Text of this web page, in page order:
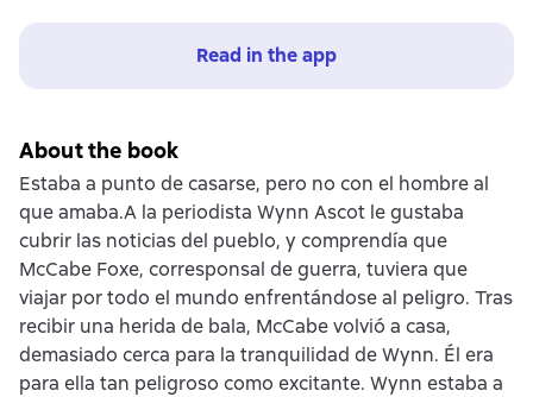
Read in the app
About the book
Estaba a punto de casarse, pero no con el hombre al
que amaba.A la periodista Wynn Ascot le gustaba
cubrir las noticias del pueblo, y comprendía que
McCabe Foxe, corresponsal de guerra, tuviera que
viajar por todo el mundo enfrentándose al peligro. Tras
recibir una herida de bala, McCabe volvió a casa,
demasiado cerca para la tranquilidad de Wynn. Él era
para ella tan peligroso como excitante. Wynn estaba a